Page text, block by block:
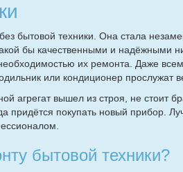
бытовой техники. Она стала
бы качественными и надёжными
их ремонта. Даже
или кондиционер прослужат
агрегат вышел из строя, не стоит
придётся покупать новый прибор.
бытовой техники?